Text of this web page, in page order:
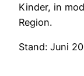
Kinder, in
Region.
Stand: Juni